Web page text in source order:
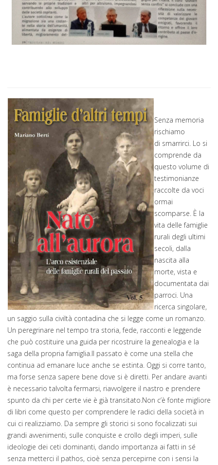
Senza memoria
rischiamo
di smarrirci. Lo si
comprende da
questo volume di
testimonianze
raccolte da voci
ormai
scomparse. È la
vita delle famiglie
rurali degli ultimi
secoli, dalla
nascita alla
morte, vista e
documentata dai
parroci. Una
ricerca singolare,
un saggio sulla civiltà contadina che si legge come un romanzo.
Un peregrinare nel tempo tra storia, fede, racconti e leggende
che può costituire una guida per ricostruire la genealogia e la
saga della propria famiglia.Il passato è come una stella che
continua ad emanare luce anche se estinta. Oggi si corre tanto,
ma forse senza sapere bene dove si è diretti. Per andare avanti
è necessario talvolta fermarsi, riavvolgere il nastro e prendere
spunto da chi per certe vie è già transitato.Non c’è fonte migliore
di libri come questo per comprendere le radici della società in
cui ci realizziamo. Da sempre gli storici si sono focalizzati sui
grandi avvenimenti, sulle conquiste e crollo degli imperi, sulle
ideologie dei ceti dominanti, dando importanza ai fatti in sé
senza metterci il pathos, cioè senza percepirne con i sensi la